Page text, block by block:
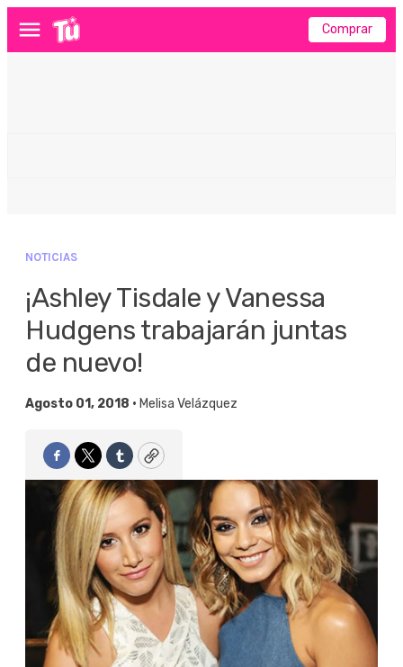
Menú Comprar
NOTICIAS
¡Ashley Tisdale y Vanessa
Hudgens trabajarán juntas
de nuevo!
Agosto 01, 2018 • Melisa Velázquez
Facebook
TwitterTumblrCopy